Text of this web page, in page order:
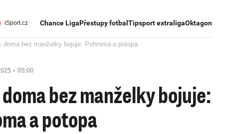
iSport.cz Chance LigaPřestupy fotbal Tipsport extraligaOktagon
doma bez manželky bojuje: Pohroma a potopa
• 05:00
bez manželky bojuje:
a potopa